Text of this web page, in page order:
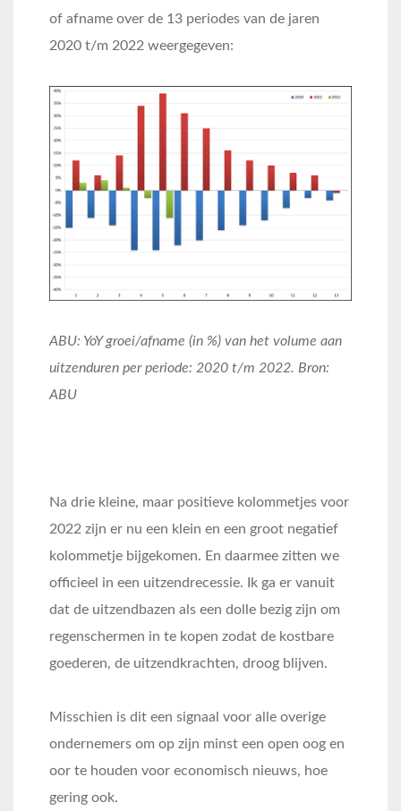
of afname over de 13 periodes van de jaren
2020 t/m 2022 weergegeven:
ABU: YoY groei/afname (in %) van het volume aan
uitzenduren per periode: 2020 t/m 2022. Bron:
ABU
Na drie kleine, maar positieve kolommetjes voor
2022 zijn er nu een klein en een groot negatief
kolommetje bijgekomen. En daarmee zitten we
officieel in een uitzendrecessie. Ik ga er vanuit
dat de uitzendbazen als een dolle bezig zijn om
regenschermen in te kopen zodat de kostbare
goederen, de uitzendkrachten, droog blijven.
Misschien is dit een signaal voor alle overige
ondernemers om op zijn minst een open oog en
oor te houden voor economisch nieuws, hoe
gering ook.